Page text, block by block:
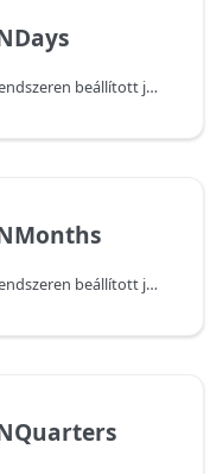
Jelzi, hogy ez a date típusú érték a rendszeren beállított jelenlegi dátum és idő alapján az előző, adott számú napon következik-e be. Vegye figyelembe, hogy a függvény false (hamis) értéket ad vissza, ha az átadott érték az aktuális napon következik be.
Jelzi, hogy ez a date típusú érték a rendszeren beállított jelenlegi dátum és idő alapján az előző, adott számú hónapban következik-e be. Vegye figyelembe, hogy a függvény false (hamis) értéket ad vissza, ha az átadott érték az aktuális hónapban következik be.